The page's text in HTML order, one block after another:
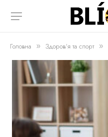
Головна » Здоров'я та спорт »